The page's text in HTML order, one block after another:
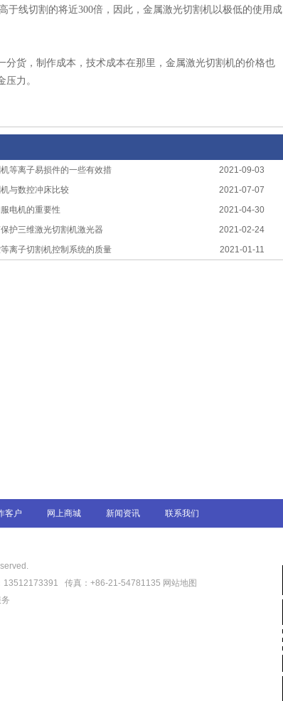
于线切割的将近300倍，因此，金属激光切割机以极低的使用成
货，制作成本，技术成本在那里，金属激光切割机的价格也
力。
2021-09-03
等离子易损件的一些有效措
2021-07-07
与数控冲床比较
2021-04-30
电机的重要性
2021-02-24
护三维激光切割机激光器
2021-01-11
离子切割机控制系统的质量
客户 网上商城 新闻资讯 联系我们
传真：+86-21-54781135 网站地图